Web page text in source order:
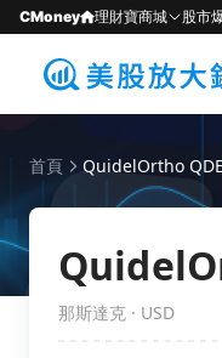
CMoney 理財寶商城 股市
首頁 QuidelOrtho
那斯達克 · USD